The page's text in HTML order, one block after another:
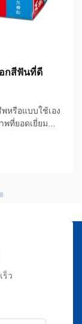
กสีฟันที่ดี
หรือแบบใช้เอง
ที่ยอดเยี่ยม
อกสีฟันที่ดีที่สุด
การพิสูจน์
ร็ว